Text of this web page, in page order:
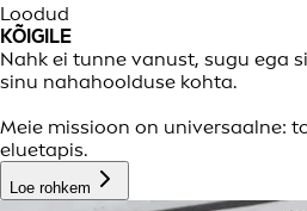
Loodud
KÕIGILE
Nahk ei tunne vanust, sugu ega
sinu nahahoolduse kohta.
Meie missioon on universaalne:
eluetapis.
Loe rohkem